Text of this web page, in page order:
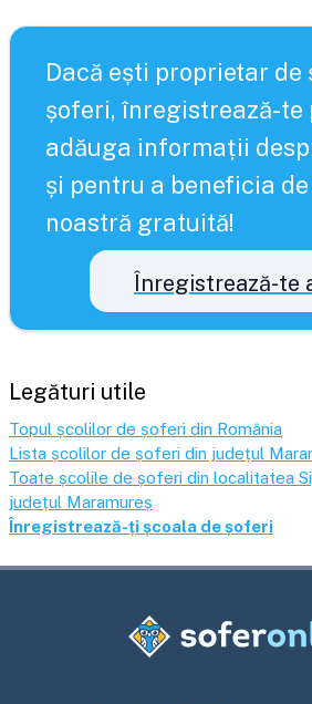
Dacă ești proprietar de
șoferi, înregistrează-te
adăuga informații
și pentru a beneficia
noastră gratuită!
Înregistrează-te
Legături utile
Topul școlilor de șoferi din România
Lista școlilor de șoferi din județul
Toate școlile de șoferi din localitatea
județul Maramureș
Înregistrează-ți școala de șoferi